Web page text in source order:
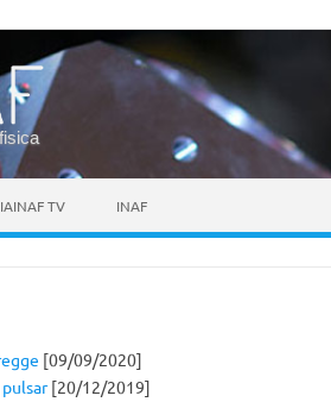
TV INAF
[09/09/2020]
[20/12/2019]